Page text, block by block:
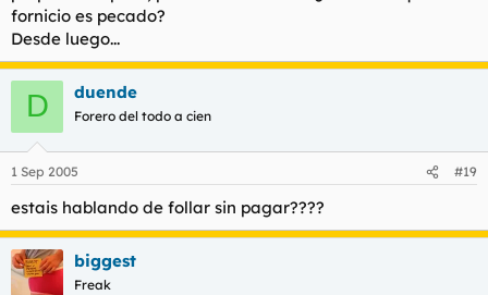
fornicio es pecado?
Desde luego...
D duende
Forero del todo a cien
1 Sep 2005 #19
estais hablando de follar sin pagar????
biggest
Freak